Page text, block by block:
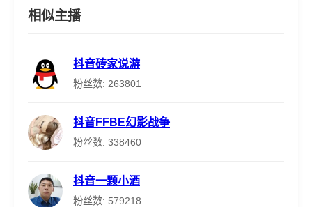
相似主播
抖音砖家说游
粉丝数: 263801
抖音FFBE幻影战争
粉丝数: 338460
抖音一颗小酒
粉丝数: 579218